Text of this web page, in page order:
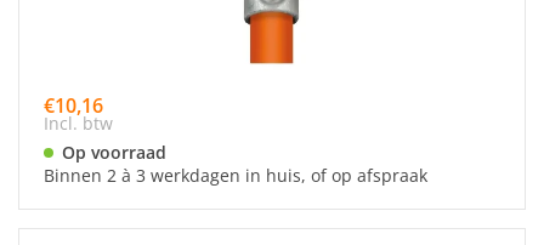
€10,16
Incl. btw
Op voorraad
Binnen 2 à 3 werkdagen in huis, of op afspraak